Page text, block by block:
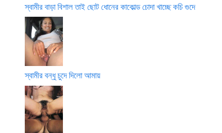
স্বামীর বাড়া বিশাল তাই ছোট ধোনের কাকোল্ড চোদা খাচ্ছে কচি গুদে
স্বামীর বন্ধু চুদে দিলো আমায়